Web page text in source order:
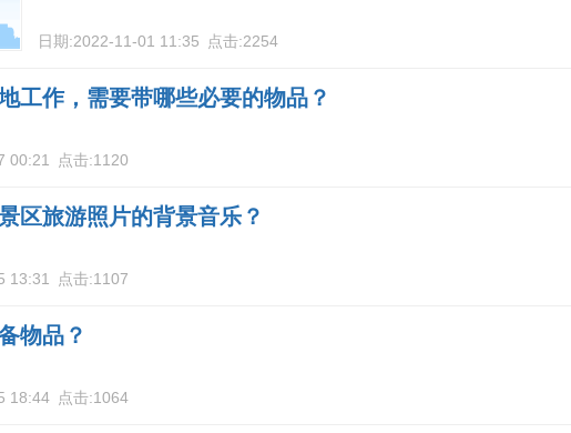
日期:2022-11-01 11:35 点击:2254
工作，需要带哪些必要的物品？
00:21 点击:1120
区旅游照片的背景音乐？
13:31 点击:1107
物品？
18:44 点击:1064